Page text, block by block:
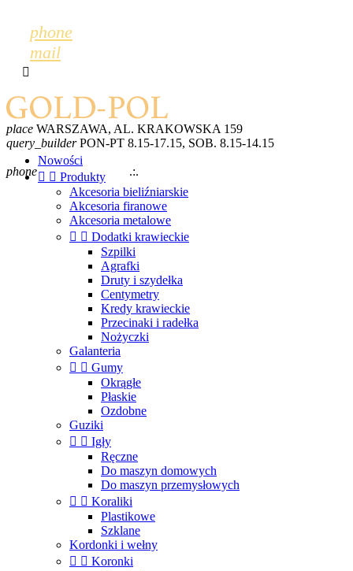
phone
mail

place WARSZAWA, AL. KRAKOWSKA 159
query_builderPON-PT 8.15-17.15, SOB. 8.15-14.15
mailGOLDPOL@GOLDPOL.PL
phone +48 600 243 702 .:.
Nowości
  Produkty
Akcesoria bieliźniarskie
Akcesoria firanowe
Akcesoria metalowe
  Dodatki krawieckie
Szpilki
Agrafki
Druty i szydełka
Centymetry
Kredy krawieckie
Przecinaki i radełka
Nożyczki
Galanteria
  Gumy
Okrągłe
Płaskie
Ozdobne
Guziki
  Igły
Ręczne
Do maszyn domowych
Do maszyn przemysłowych
  Koraliki
Plastikowe
Szklane
Kordonki i wełny
  Koronki